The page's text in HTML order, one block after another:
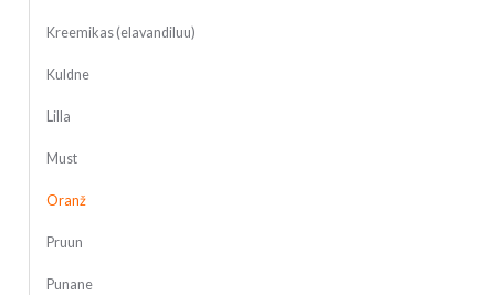
Kreemikas (elavandiluu)
Kuldne
Lilla
Must
Oranž
Pruun
Punane